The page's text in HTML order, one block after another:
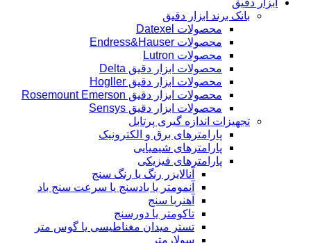
ابزار دقیق
بانک برند ابزار دقیق
محصولات Datexel
محصولات Endress&Hauser
محصولات Lutron
محصولات ابزار دقیق Delta
محصولات ابزار دقیق Hogller
محصولات ابزار دقیق Rosemount Emerson
محصولات ابزار دقیق Sensys
تجهیزات اندازه گیری پرتابل
پارامترهای برق و الکترونیک
پارامترهای شیمیایی
پارامترهای فیزیکی
آنالایزر رنگ یا رنگ سنج
آنمومتر یا بادسنج یا سرعت سنج باد
آهنربا سنج
تاکومتر یا دورسنج
تستر میدان مغناطیسی یا گوس متر
سولارمتر